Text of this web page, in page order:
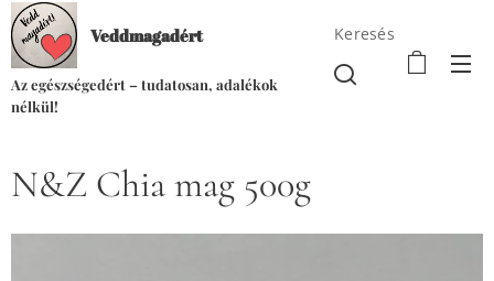
Veddmagadért
Az egészségedért – tudatosan, adalékok
nélkül!
Keresés
N&Z Chia mag 500g